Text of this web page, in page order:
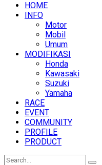
HOME
INFO
Motor
Mobil
Umum
MODIFIKASI
Honda
Kawasaki
Suzuki
Yamaha
RACE
EVENT
COMMUNITY
PROFILE
PRODUCT